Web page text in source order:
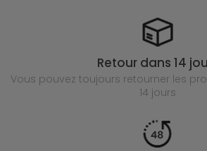
Retour dans 14
Vous pouvez toujours retourner les
14 jours